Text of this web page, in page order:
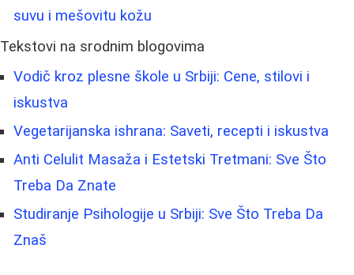
suvu i mešovitu kožu
Tekstovi na srodnim blogovima
Vodič kroz plesne škole u Srbiji: Cene, stilovi i
iskustva
Vegetarijanska ishrana: Saveti, recepti i iskustva
Anti Celulit Masaža i Estetski Tretmani: Sve Što
Treba Da Znate
Studiranje Psihologije u Srbiji: Sve Što Treba Da
Znaš